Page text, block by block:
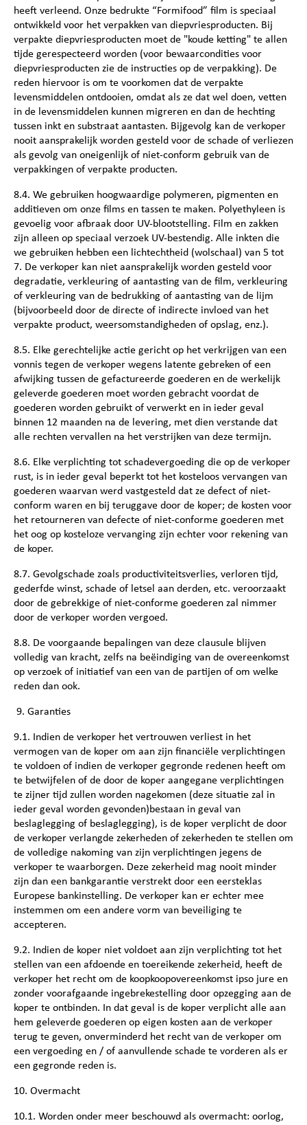
heeft verleend. Onze bedrukte “Formifood” film is speciaal
ontwikkeld voor het verpakken van diepvriesproducten. Bij
verpakte diepvriesproducten moet de "koude ketting" te allen
tijde gerespecteerd worden (voor bewaarcondities voor
diepvriesproducten zie de instructies op de verpakking). De
reden hiervoor is om te voorkomen dat de verpakte
levensmiddelen ontdooien, omdat als ze dat wel doen, vetten
in de levensmiddelen kunnen migreren en dan de hechting
tussen inkt en substraat aantasten. Bijgevolg kan de verkoper
nooit aansprakelijk worden gesteld voor de schade of verliezen
als gevolg van oneigenlijk of niet-conform gebruik van de
verpakkingen of verpakte producten.
8.4. We gebruiken hoogwaardige polymeren, pigmenten en
additieven om onze films en tassen te maken. Polyethyleen is
gevoelig voor afbraak door UV-blootstelling. Film en zakken
zijn alleen op speciaal verzoek UV-bestendig. Alle inkten die
we gebruiken hebben een lichtechtheid (wolschaal) van 5 tot
7. De verkoper kan niet aansprakelijk worden gesteld voor
degradatie, verkleuring of aantasting van de film, verkleuring
of verkleuring van de bedrukking of aantasting van de lijm
(bijvoorbeeld door de directe of indirecte invloed van het
verpakte product, weersomstandigheden of opslag, enz.).
8.5. Elke gerechtelijke actie gericht op het verkrijgen van een
vonnis tegen de verkoper wegens latente gebreken of een
afwijking tussen de gefactureerde goederen en de werkelijk
geleverde goederen moet worden gebracht voordat de
goederen worden gebruikt of verwerkt en in ieder geval
binnen 12 maanden na de levering, met dien verstande dat
alle rechten vervallen na het verstrijken van deze termijn.
8.6. Elke verplichting tot schadevergoeding die op de verkoper
rust, is in ieder geval beperkt tot het kosteloos vervangen van
goederen waarvan werd vastgesteld dat ze defect of niet-
conform waren en bij teruggave door de koper; de kosten voor
het retourneren van defecte of niet-conforme goederen met
het oog op kosteloze vervanging zijn echter voor rekening van
de koper.
8.7. Gevolgschade zoals productiviteitsverlies, verloren tijd,
gederfde winst, schade of letsel aan derden, etc. veroorzaakt
door de gebrekkige of niet-conforme goederen zal nimmer
door de verkoper worden vergoed.
8.8. De voorgaande bepalingen van deze clausule blijven
volledig van kracht, zelfs na beëindiging van de overeenkomst
op verzoek of initiatief van een van de partijen of om welke
reden dan ook.
9. Garanties
9.1. Indien de verkoper het vertrouwen verliest in het
vermogen van de koper om aan zijn financiële verplichtingen
te voldoen of indien de verkoper gegronde redenen heeft om
te betwijfelen of de door de koper aangegane verplichtingen
te zijner tijd zullen worden nagekomen (deze situatie zal in
ieder geval worden gevonden)bestaan in geval van
beslaglegging of beslaglegging), is de koper verplicht de door
de verkoper verlangde zekerheden of zekerheden te stellen om
de volledige nakoming van zijn verplichtingen jegens de
verkoper te waarborgen. Deze zekerheid mag nooit minder
zijn dan een bankgarantie verstrekt door een eersteklas
Europese bankinstelling. De verkoper kan er echter mee
instemmen om een andere vorm van beveiliging te
accepteren.
9.2. Indien de koper niet voldoet aan zijn verplichting tot het
stellen van een afdoende en toereikende zekerheid, heeft de
verkoper het recht om de koopkoopovereenkomst ipso jure en
zonder voorafgaande ingebrekestelling door opzegging aan de
koper te ontbinden. In dat geval is de koper verplicht alle aan
hem geleverde goederen op eigen kosten aan de verkoper
terug te geven, onverminderd het recht van de verkoper om
een vergoeding en / of aanvullende schade te vorderen als er
een gegronde reden is.
10. Overmacht
10.1. Worden onder meer beschouwd als overmacht: oorlog,